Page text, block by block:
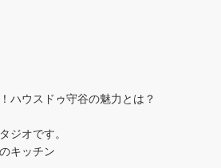
ハウスドゥ守谷の魅力とは？
ジオです。
キッチン